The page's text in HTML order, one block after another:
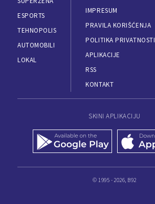
ESPORTS
TEHNOPOLIS
AUTOMOBILI
LOKAL
IMPRESUM
PRAVILA KORIŠĆENJA
POLITIKA PRIVATNOSTI
APLIKACIJE
RSS
KONTAKT
SKINI APLIKACIJU
© 1995 - 2026, B92